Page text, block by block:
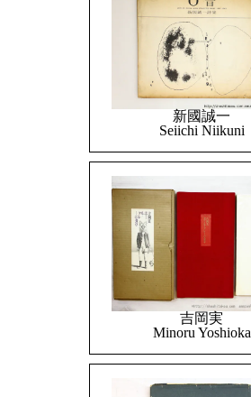
新國誠一
Seiichi Niikuni
吉岡実
Minoru Yoshioka